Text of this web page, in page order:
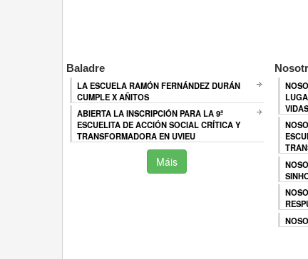
Baladre
LA ESCUELA RAMÓN FERNÁNDEZ DURÁN
CUMPLE X AÑITOS
ABIERTA LA INSCRIPCIÓN PARA LA 9ª
ESCUELITA DE ACCIÓN SOCIAL CRÍTICA Y
TRANSFORMADORA EN UVIEU
Máis
VIDAS